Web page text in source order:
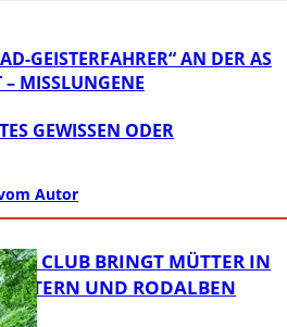
GEISTERFAHRER“ AN DER AS
– MISSLUNGENE
GEWISSEN ODER
Autor
CLUB BRINGT MÜTTER IN
UND RODALBEN